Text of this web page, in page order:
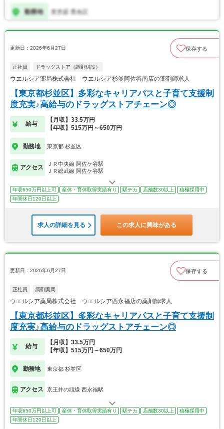
更新日：2026年6月27日 保存する
正社員 ドラッグストア（調剤併設）
ウエルシア薬局株式会社 ウエルシア杉並阿佐谷南店の薬剤師求人
【東京都杉並区】多彩なキャリアパスと子育て支援制
度充実♪高給与のドラッグストアチェーン◎
給与
【月収】33.5万円
【年収】515万円～650万円
勤務地 東京都 杉並区
アクセス
ＪＲ中央線 阿佐ケ谷駅
ＪＲ総武線 阿佐ケ谷駅
年収650万円以上可 産休・育休取得実績有り 駅チカ 店舗数30以上
積極採用中
年間休日120日以上
求人の詳細を見る この求人に興味がある
更新日：2026年6月27日 保存する
正社員 調剤薬局
ウエルシア薬局株式会社 ウエルシア西永福店の薬剤師求人
【東京都杉並区】多彩なキャリアパスと子育て支援制
度充実♪高給与のドラッグストアチェーン◎
給与
【月収】33.5万円
【年収】515万円～650万円
勤務地 東京都 杉並区
アクセス 京王井の頭線 西永福駅
年収650万円以上可 産休・育休取得実績有り 駅チカ 店舗数30以上
積極採用中
年間休日120日以上